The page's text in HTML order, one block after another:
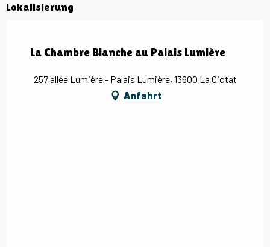
Lokalisierung
La Chambre Blanche au Palais Lumière
257 allée Lumière - Palais Lumière, 13600 La Ciotat
Anfahrt